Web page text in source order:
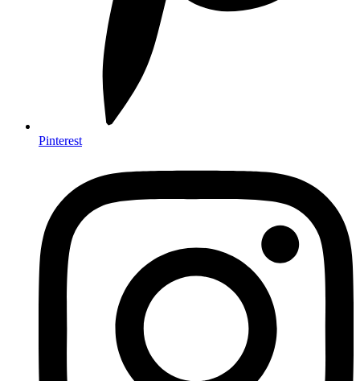
Pinterest